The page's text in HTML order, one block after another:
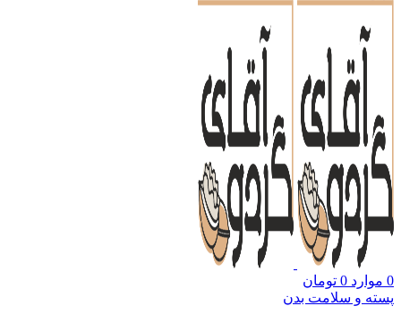
0 موارد 0 تومان
پسته و سلامت بدن